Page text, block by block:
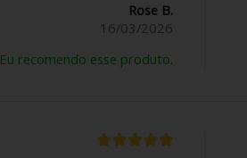
Rose B.
16/03/2026
Eu recomendo esse produto.